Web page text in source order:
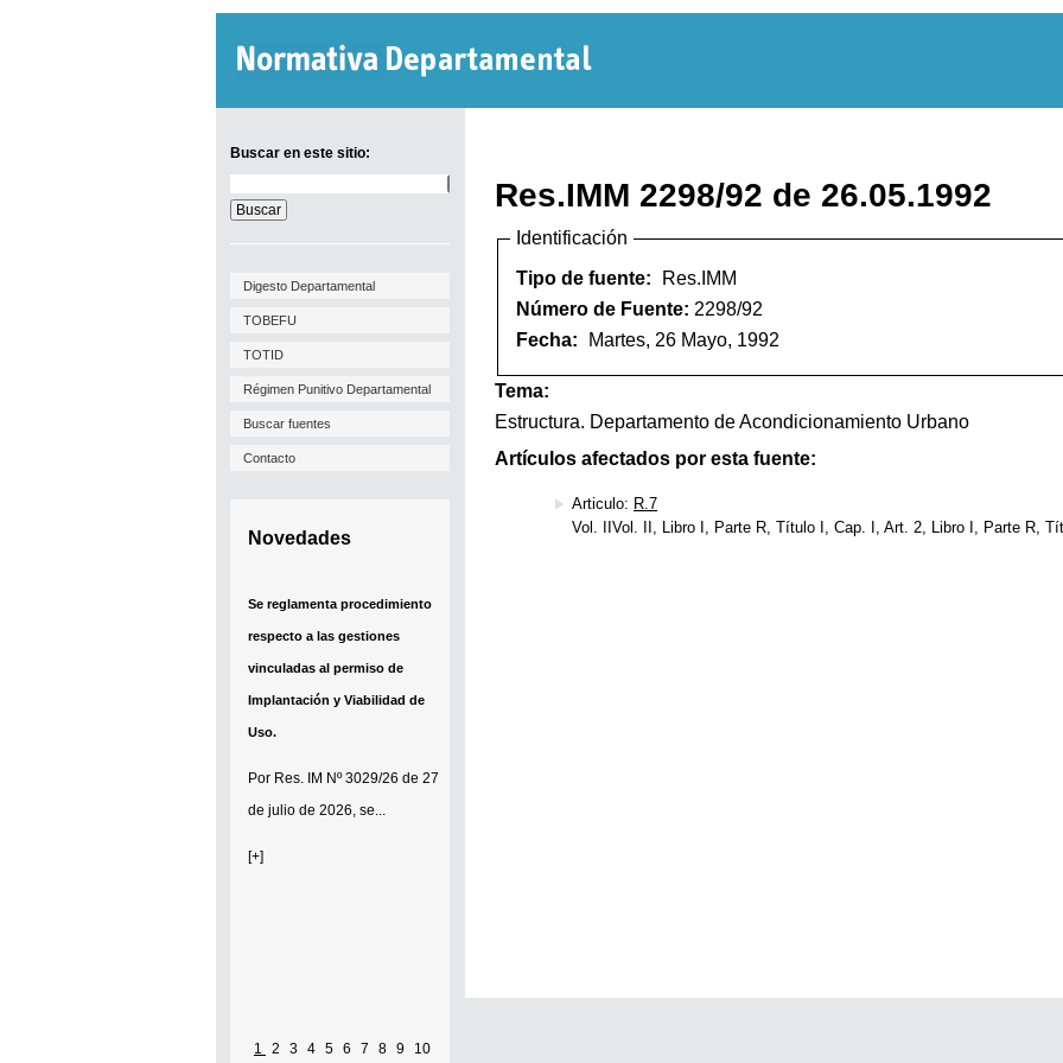
Buscar en este sitio:
en
este
sitio:
Digesto Departamental
TOBEFU
TOTID
Régimen Punitivo Departamental
Buscar fuentes
Contacto
Novedades
Se reglamenta procedimiento
respecto a las gestiones
vinculadas al permiso de
Implantación y Viabilidad de
Uso.
Por Res. IM Nº 3029/26 de 27
de julio de 2026, se...
[+]
1 2 3 4 5 6 7 8 9 10
Res.IMM 2298/92 de 26.05.1992
Identificación
Tipo de fuente:
Res.IMM
Número de Fuente: 2298/92
Fecha:
Martes, 26 Mayo, 1992
Tema:
Estructura. Departamento de Acondicionamiento Urbano
Artículos afectados por esta fuente:
Articulo: R.7
Vol. IIVol. II, Libro I, Parte R, Título I, Cap. I, Art. 2, Libro I, Parte R,